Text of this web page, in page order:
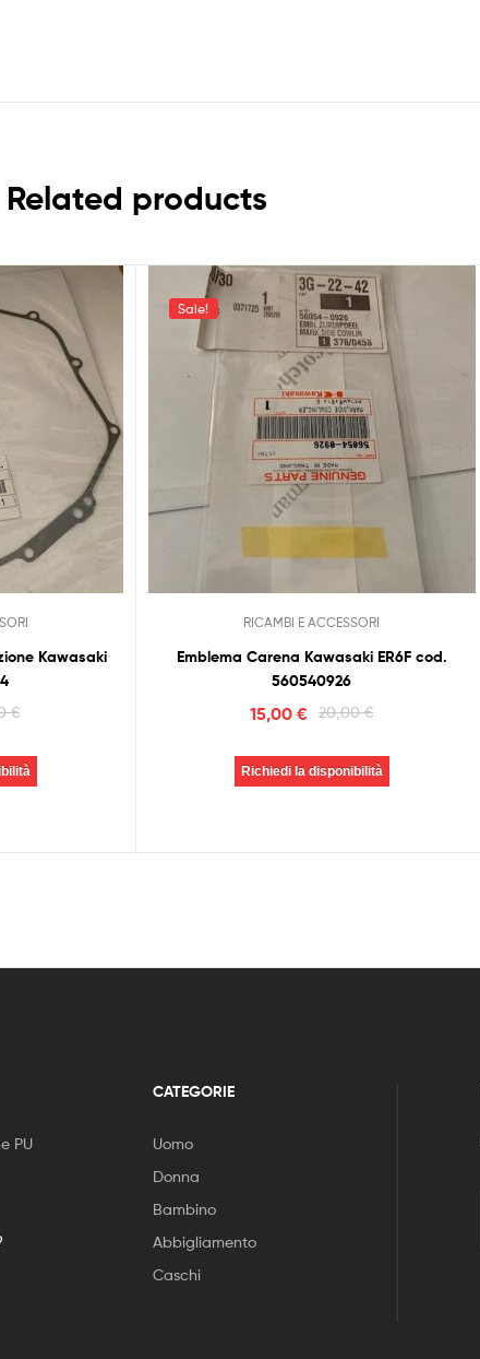
Related products
Kawasaki
€
Sale!
RICAMBI E ACCESSORI
Emblema Carena Kawasaki ER6F cod.
560540926
20,00€
15,00€
Richiedi la disponibilità
PU
CATEGORIE
Uomo
Donna
Bambino
Abbigliamento
Caschi